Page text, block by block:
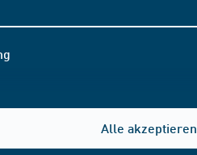
Alle akzeptieren